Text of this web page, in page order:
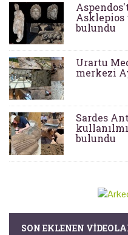
Asklepios
bulundu
Urartu
merkezi
Sardes
bulundu
SON EKLENEN